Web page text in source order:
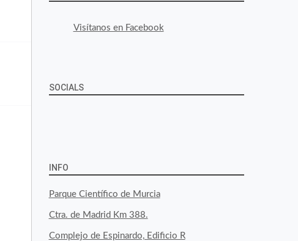
Visítanos en Facebook
SOCIALS
byfoodtopia
en
Facebook
byfoodtopia
en
Twitter
byfoodtopia
en
Instagram
INFO
Parque Científico de Murcia
Ctra. de Madrid Km 388.
Complejo de Espinardo, Edificio R